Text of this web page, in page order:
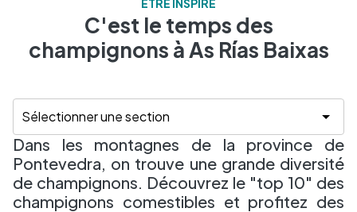
ÊTRE INSPIRÉ
C'est le temps des
champignons à As Rías Baixas
Dans les montagnes de la province de
Pontevedra, on trouve une grande diversité
de champignons. Découvrez le "top 10" des
champignons comestibles et profitez des